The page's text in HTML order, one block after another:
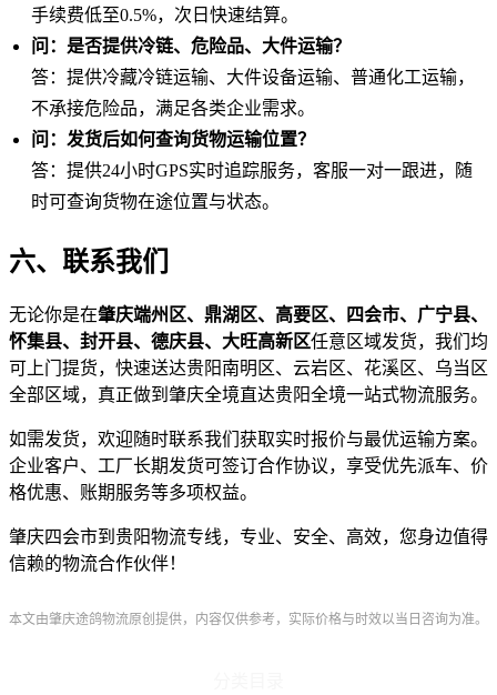
手续费低至0.5%，次日快速结算。
问：是否提供冷链、危险品、大件运输？
答：提供冷藏冷链运输、大件设备运输、普通化工运输，
不承接危险品，满足各类企业需求。
问：发货后如何查询货物运输位置？
答：提供24小时GPS实时追踪服务，客服一对一跟进，随
时可查询货物在途位置与状态。
六、联系我们
无论你是在肇庆端州区、鼎湖区、高要区、四会市、广宁县、
怀集县、封开县、德庆县、大旺高新区任意区域发货，我们均
可上门提货，快速送达贵阳南明区、云岩区、花溪区、乌当区
全部区域，真正做到肇庆全境直达贵阳全境一站式物流服务。
如需发货，欢迎随时联系我们获取实时报价与最优运输方案。
企业客户、工厂长期发货可签订合作协议，享受优先派车、价
格优惠、账期服务等多项权益。
肇庆四会市到贵阳物流专线，专业、安全、高效，您身边值得
信赖的物流合作伙伴！
本文由肇庆途鸽物流原创提供，内容仅供参考，实际价格与时效以当日咨询为准。